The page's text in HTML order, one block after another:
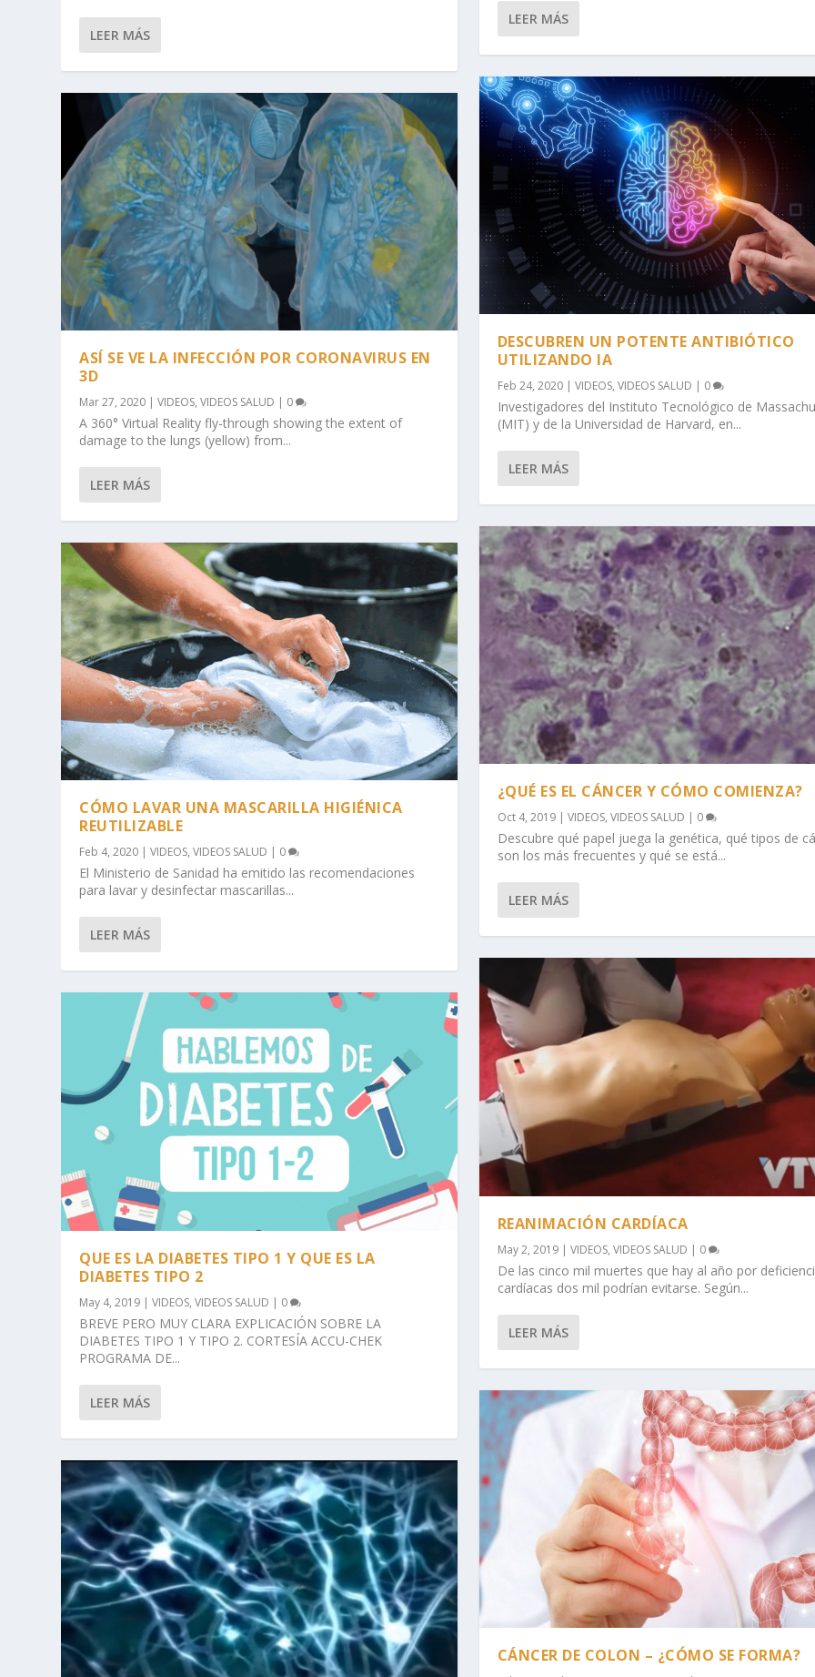
LEER MÁS
ASÍ SE VE LA INFECCIÓN POR CORONAVIRUS EN
3D
Mar 27, 2020 |VIDEOS,VIDEOS SALUD | 0
A 360° Virtual Reality fly-through showing the extent of
damage to the lungs (yellow) from...
LEER MÁS
CÓMO LAVAR UNA MASCARILLA HIGIÉNICA
REUTILIZABLE
Feb 4, 2020 |VIDEOS,VIDEOS SALUD | 0
El Ministerio de Sanidad ha emitido las recomendaciones
para lavar y desinfectar mascarillas...
LEER MÁS
QUE ES LA DIABETES TIPO 1 Y QUE ES LA
DIABETES TIPO 2
May 4, 2019 |VIDEOS,VIDEOS SALUD | 0
BREVE PERO MUY CLARA EXPLICACIÓN SOBRE LA
DIABETES TIPO 1 Y TIPO 2. CORTESÍA ACCU-CHEK
PROGRAMA DE...
LEER MÁS
LEER MÁS
DESCUBREN UN POTENTE ANTIBIÓTICO
UTILIZANDO IA
Feb 24, 2020| VIDEOS, VIDEOS SALUD | 0
Investigadores del Instituto Tecnológico de
(MIT) y de la Universidad de Harvard, en...
LEER MÁS
¿QUÉ ES EL CÁNCER Y CÓMO COMIENZA?
Oct 4, 2019| VIDEOS, VIDEOS SALUD | 0
Descubre qué papel juega la genética, qué tipos de
son los más frecuentes y qué se está...
LEER MÁS
REANIMACIÓN CARDÍACA
May 2, 2019| VIDEOS, VIDEOS SALUD | 0
De las cinco mil muertes que hay al año por
cardíacas dos mil podrían evitarse. Según...
LEER MÁS
CÁNCER DE COLON – ¿CÓMO SE FORMA?